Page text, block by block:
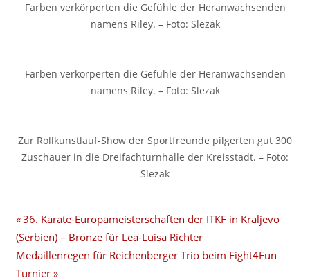
Farben verkörperten die Gefühle der Heranwachsenden
namens Riley. – Foto: Slezak
Farben verkörperten die Gefühle der Heranwachsenden
namens Riley. – Foto: Slezak
Zur Rollkunstlauf-Show der Sportfreunde pilgerten gut 300
Zuschauer in die Dreifachturnhalle der Kreisstadt. – Foto:
Slezak
Beitragsnavigation
Vorheriger
Beitrag:
36. Karate-Europameisterschaften der ITKF in Kraljevo
(Serbien) – Bronze für Lea-Luisa Richter
Nächster
Beitrag:
Medaillenregen für Reichenberger Trio beim Fight4Fun
Turnier